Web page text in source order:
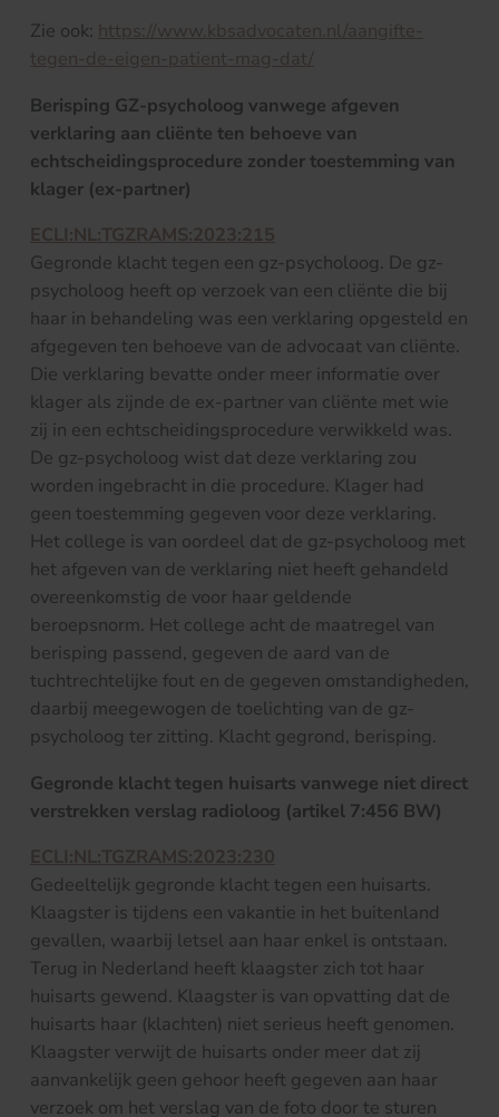
Zie ook: https://www.kbsadvocaten.nl/aangifte-
tegen-de-eigen-patient-mag-dat/
Berisping GZ-psycholoog vanwege afgeven
verklaring aan cliënte ten behoeve van
echtscheidingsprocedure zonder toestemming van
klager (ex-partner)
ECLI:NL:TGZRAMS:2023:215
Gegronde klacht tegen een gz-psycholoog. De gz-
psycholoog heeft op verzoek van een cliënte die bij
haar in behandeling was een verklaring opgesteld en
afgegeven ten behoeve van de advocaat van cliënte.
Die verklaring bevatte onder meer informatie over
klager als zijnde de ex-partner van cliënte met wie
zij in een echtscheidingsprocedure verwikkeld was.
De gz-psycholoog wist dat deze verklaring zou
worden ingebracht in die procedure. Klager had
geen toestemming gegeven voor deze verklaring.
Het college is van oordeel dat de gz-psycholoog met
het afgeven van de verklaring niet heeft gehandeld
overeenkomstig de voor haar geldende
beroepsnorm. Het college acht de maatregel van
berisping passend, gegeven de aard van de
tuchtrechtelijke fout en de gegeven omstandigheden,
daarbij meegewogen de toelichting van de gz-
psycholoog ter zitting. Klacht gegrond, berisping.
Gegronde klacht tegen huisarts vanwege niet direct
verstrekken verslag radioloog (artikel 7:456 BW)
ECLI:NL:TGZRAMS:2023:230
Gedeeltelijk gegronde klacht tegen een huisarts.
Klaagster is tijdens een vakantie in het buitenland
gevallen, waarbij letsel aan haar enkel is ontstaan.
Terug in Nederland heeft klaagster zich tot haar
huisarts gewend. Klaagster is van opvatting dat de
huisarts haar (klachten) niet serieus heeft genomen.
Klaagster verwijt de huisarts onder meer dat zij
aanvankelijk geen gehoor heeft gegeven aan haar
verzoek om het verslag van de foto door te sturen